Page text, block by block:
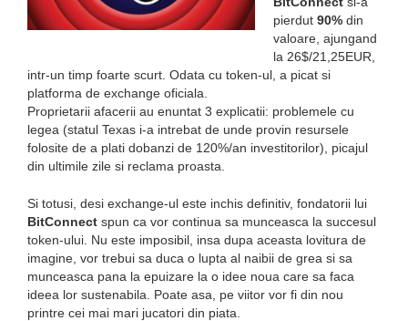
pierdut 90% din
valoare, ajungand
la 26$/21,25EUR,
intr-un timp foarte scurt. Odata cu token-ul, a picat si
platforma de exchange oficiala.
Proprietarii afacerii au enuntat 3 explicatii: problemele cu
legea (statul Texas i-a intrebat de unde provin resursele
folosite de a plati dobanzi de 120%/an investitorilor), picajul
din ultimile zile si reclama proasta.
Si totusi, desi exchange-ul este inchis definitiv, fondatorii lui
BitConnect spun ca vor continua sa munceasca la succesul
token-ului. Nu este imposibil, insa dupa aceasta lovitura de
imagine, vor trebui sa duca o lupta al naibii de grea si sa
munceasca pana la epuizare la o idee noua care sa faca
ideea lor sustenabila. Poate asa, pe viitor vor fi din nou
printre cei mai mari jucatori din piata.